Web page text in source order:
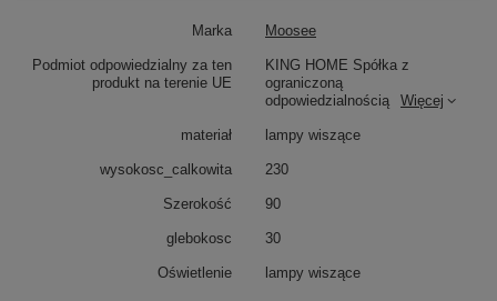
Marka Moosee
Podmiot odpowiedzialny za ten
produkt na terenie UE
KING HOME Spółka z
ograniczoną
odpowiedzialnością
Więcej
materiał lampy wiszące
wysokosc_calkowita 230
Szerokość 90
glebokosc 30
Oświetlenie lampy wiszące